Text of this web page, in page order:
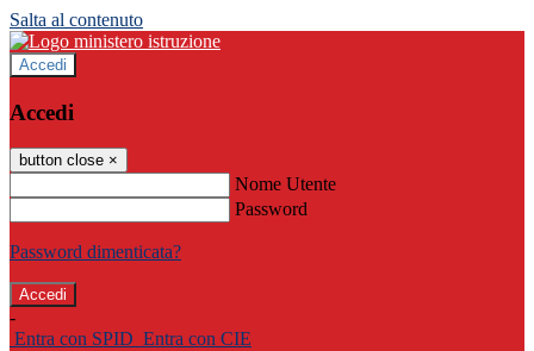
Salta al contenuto
Accedi
Accedi
button close ×
Nome Utente
Password
Password dimenticata?
-
Entra con SPID Entra con CIE